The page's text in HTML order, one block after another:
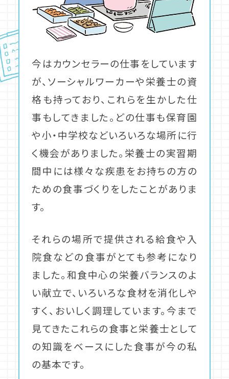
今はカウンセラーの仕事をしています
が、ソーシャルワーカーや栄養士の資
格も持っており、これらを生かした仕
事もしてきました。どの仕事も保育園
や小・中学校などいろいろな場所に行
く機会がありました。栄養士の実習期
間中には様々な疾患をお持ちの方の
ための食事づくりをしたことがありま
す。
それらの場所で提供される給食や入
院食などの食事がとても参考になり
ました。和食中心の栄養バランスのよ
い献立で、いろいろな食材を消化しや
すく、おいしく調理しています。今まで
見てきたこれらの食事と栄養士として
の知識をベースにした食事が今の私
の基本です。